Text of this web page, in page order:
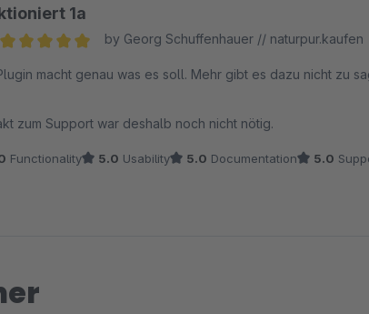
1a
by Georg Schuffenhauer // naturpur.kaufen
macht genau was es soll. Mehr gibt es dazu nicht zu
zum Support war deshalb noch nicht nötig.
Functionality 5.0 Usability 5.0 Documentation 5.0